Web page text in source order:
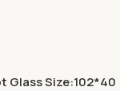
Glass Size:102*40